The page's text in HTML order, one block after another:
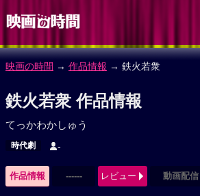
映画の時間 → 作品情報 → 鉄火若衆
鉄火若衆 作品情報
てっかわかしゅう
時代劇 -
作品情報 ------ レビュー 動画配信